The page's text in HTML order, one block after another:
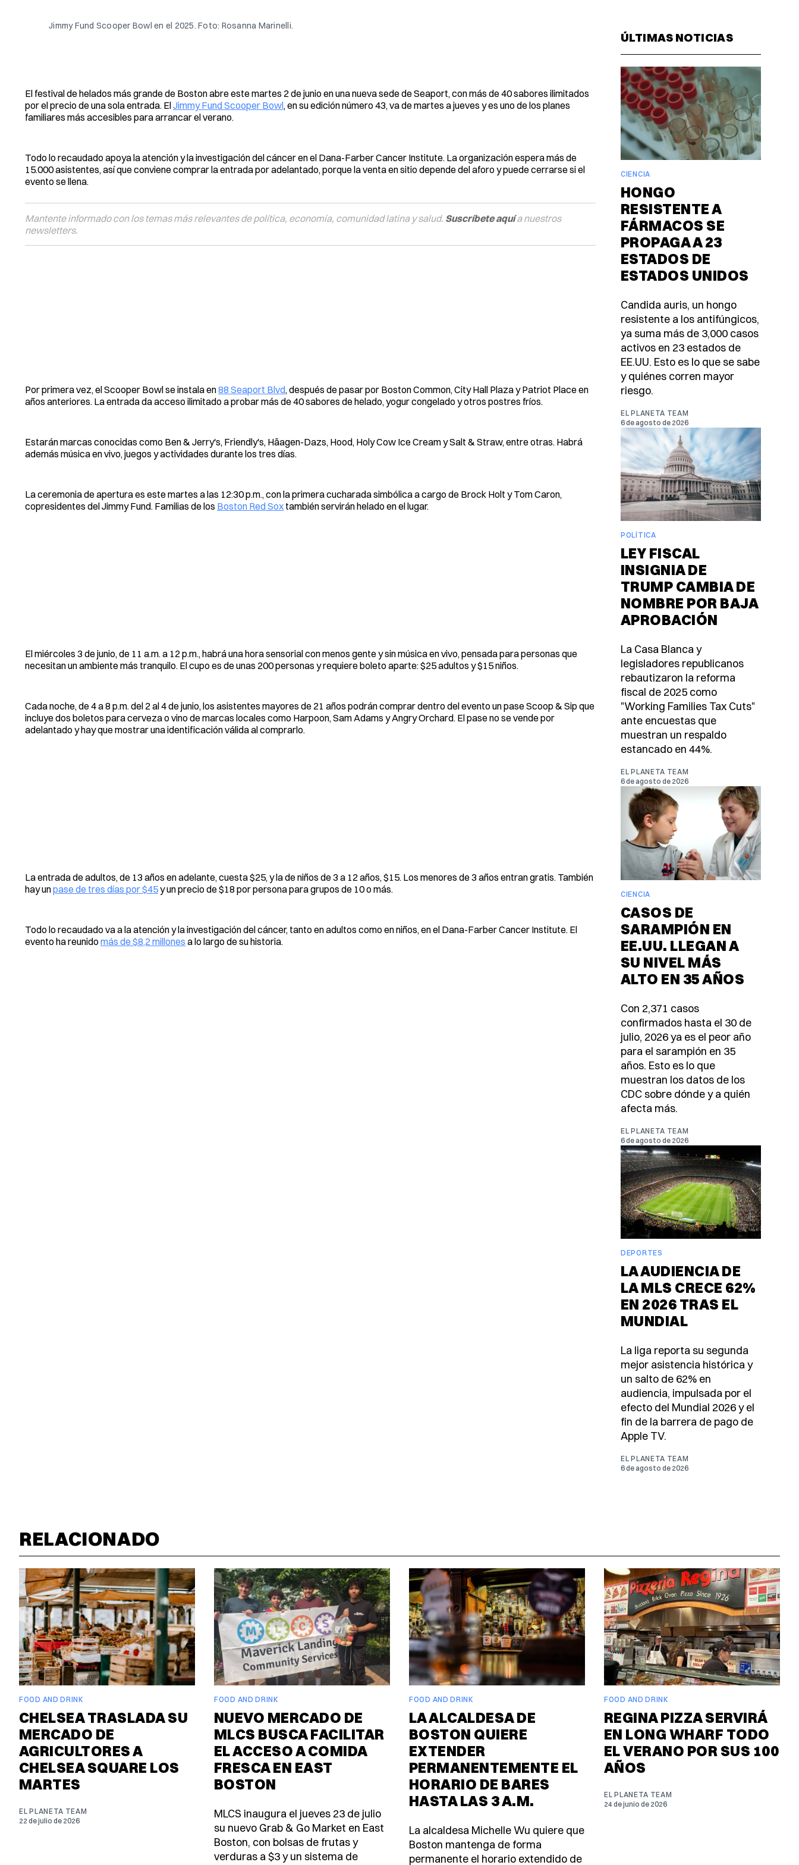
Jimmy Fund Scooper Bowl en el 2025. Foto: Rosanna Marinelli.
El festival de helados más grande de Boston abre este martes 2 de junio en una nueva sede de Seaport, con más de 40 sabores ilimitados
por el precio de una sola entrada. ElJimmy Fund Scooper Bowl, en su edición número 43, va de martes a jueves y es uno de los planes
familiares más accesibles para arrancar el verano.
Todo lo recaudado apoya la atención y la investigación del cáncer en el Dana-Farber Cancer Institute. La organización espera más de
15.000 asistentes, así que conviene comprar la entrada por adelantado, porque la venta en sitio depende del aforo y puede cerrarse si el
evento se llena.
Mantente informado con los temas más relevantes de política, economía, comunidad latina y salud. Suscríbete aquía nuestros
newsletters.
Por primera vez, el Scooper Bowl se instala en88 Seaport Blvd, después de pasar por Boston Common, City Hall Plaza y Patriot Place en
años anteriores. La entrada da acceso ilimitado a probar más de 40 sabores de helado, yogur congelado y otros postres fríos.
Estarán marcas conocidas como Ben & Jerry's, Friendly's, Häagen-Dazs, Hood, Holy Cow Ice Cream y Salt & Straw, entre otras. Habrá
además música en vivo, juegos y actividades durante los tres días.
La ceremonia de apertura es este martes a las 12:30 p.m., con la primera cucharada simbólica a cargo de Brock Holt y Tom Caron,
copresidentes del Jimmy Fund. Familias de los Boston Red Sox también servirán helado en el lugar.
El miércoles 3 de junio, de 11 a.m. a 12 p.m., habrá una hora sensorial con menos gente y sin música en vivo, pensada para personas que
necesitan un ambiente más tranquilo. El cupo es de unas 200 personas y requiere boleto aparte: $25 adultos y $15 niños.
Cada noche, de 4 a 8 p.m. del 2 al 4 de junio, los asistentes mayores de 21 años podrán comprar dentro del evento un pase Scoop & Sip que
incluye dos boletos para cerveza o vino de marcas locales como Harpoon, Sam Adams y Angry Orchard. El pase no se vende por
adelantado y hay que mostrar una identificación válida al comprarlo.
La entrada de adultos, de 13 años en adelante, cuesta $25, y la de niños de 3 a 12 años, $15. Los menores de 3 años entran gratis. También
hay unpase de tres días por $45y un precio de $18 por persona para grupos de 10 o más.
Todo lo recaudado va a la atención y la investigación del cáncer, tanto en adultos como en niños, en el Dana-Farber Cancer Institute. El
evento ha reunido más de $8,2 millones a lo largo de su historia.
ÚLTIMAS NOTICIAS
CIENCIA
HONGO
RESISTENTE A
FÁRMACOS SE
PROPAGA A 23
ESTADOS DE
ESTADOS UNIDOS
Candida auris, un hongo
resistente a los antifúngicos,
ya suma más de 3,000 casos
activos en 23 estados de
EE.UU. Esto es lo que se sabe
y quiénes corren mayor
riesgo.
EL PLANETA TEAM
6 de agosto de 2026
POLÍTICA
LEY FISCAL
INSIGNIA DE
TRUMP CAMBIA DE
NOMBRE POR BAJA
APROBACIÓN
La Casa Blanca y
legisladores republicanos
rebautizaron la reforma
fiscal de 2025 como
"Working Families Tax Cuts"
ante encuestas que
muestran un respaldo
estancado en 44%.
EL PLANETA TEAM
6 de agosto de 2026
CIENCIA
CASOS DE
SARAMPIÓN EN
EE.UU. LLEGAN A
SU NIVEL MÁS
ALTO EN 35 AÑOS
Con 2,371 casos
confirmados hasta el 30 de
julio, 2026 ya es el peor año
para el sarampión en 35
años. Esto es lo que
muestran los datos de los
CDC sobre dónde y a quién
afecta más.
EL PLANETA TEAM
6 de agosto de 2026
DEPORTES
LA AUDIENCIA DE
LA MLS CRECE 62%
EN 2026 TRAS EL
MUNDIAL
La liga reporta su segunda
mejor asistencia histórica y
un salto de 62% en
audiencia, impulsada por el
efecto del Mundial 2026 y el
fin de la barrera de pago de
Apple TV.
EL PLANETA TEAM
6 de agosto de 2026
RELACIONADO
FOOD AND DRINK
CHELSEA TRASLADA SU
MERCADO DE
AGRICULTORES A
CHELSEA SQUARE LOS
MARTES
EL PLANETA TEAM
22 de julio de 2026
FOOD AND DRINK
NUEVO MERCADO DE
MLCS BUSCA FACILITAR
EL ACCESO A COMIDA
FRESCA EN EAST
BOSTON
MLCS inaugura el jueves 23 de julio
su nuevo Grab & Go Market en East
Boston, con bolsas de frutas y
verduras a $3 y un sistema de
FOOD AND DRINK
LA ALCALDESA DE
BOSTON QUIERE
EXTENDER
PERMANENTEMENTE EL
HORARIO DE BARES
HASTA LAS 3 A.M.
La alcaldesa Michelle Wu quiere que
Boston mantenga de forma
permanente el horario extendido de
FOOD AND DRINK
REGINA PIZZA SERVIRÁ
EN LONG WHARF TODO
EL VERANO POR SUS 100
AÑOS
EL PLANETA TEAM
24 de junio de 2026